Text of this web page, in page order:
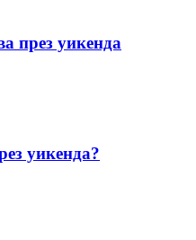
през уикенда
уикенда?